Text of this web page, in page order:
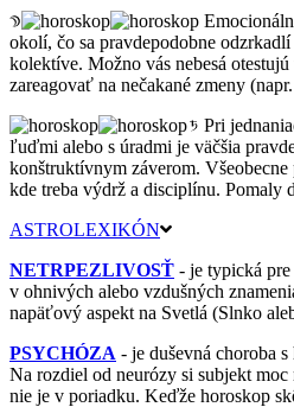
okolí, čo sa pravdepodobne
kolektíve. Možno vás nebesá
zareagovať na nečakané zmeny
Pri
ľuďmi alebo s úradmi je väčšia
konštruktívnym záverom.
kde treba výdrž a disciplínu. Pomaly
ASTROLEXIKÓN
NETRPEZLIVOSŤ - je typická
v ohnivých alebo vzdušných
napäťový aspekt na Svetlá (Slnko
PSYCHÓZA - je duševná choroba
Na rozdiel od neurózy si subjekt
nie je v poriadku. Keďže horoskop